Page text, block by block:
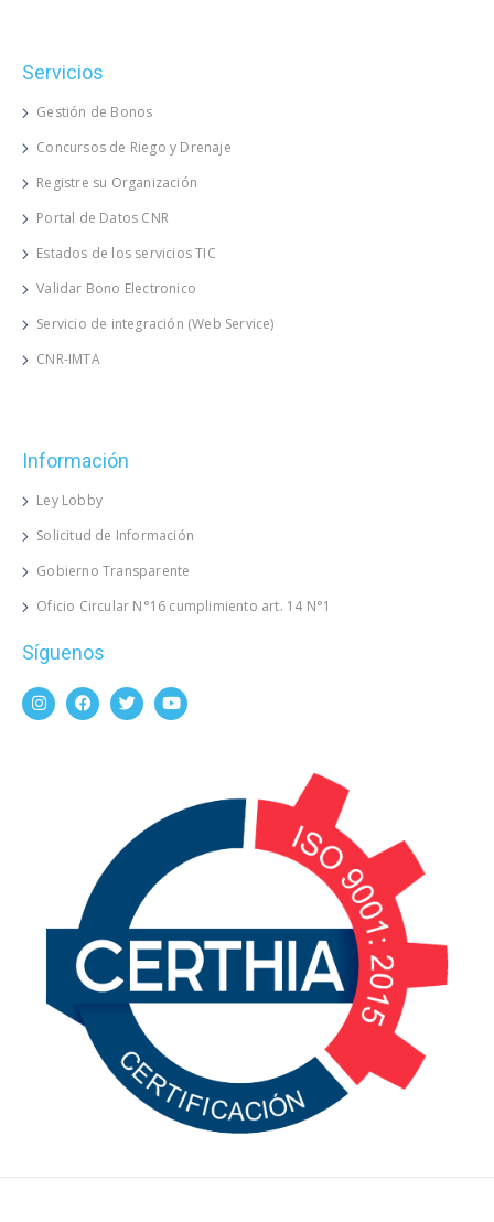
Servicios
Gestión de Bonos
Concursos de Riego y Drenaje
Registre su Organización
Portal de Datos CNR
Estados de los servicios TIC
Validar Bono Electronico
Servicio de integración (Web Service)
CNR-IMTA
Información
Ley Lobby
Solicitud de Información
Gobierno Transparente
Oficio Circular N°16 cumplimiento art. 14 N°1
Síguenos